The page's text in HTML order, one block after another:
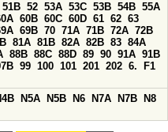
51B 52 53A 53C 53B 54B 55A
60B 60C 60D 61 62 63
69B 70 71A 71B 72A 72B
81A 81B 82A 82B 83 84A
88B 88C 88D 89 90 91A 91B
99 100 101 201 202 6.
F1
N5A N5B N6 N7A N7B
N8